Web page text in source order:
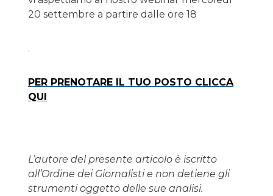
20 settembre a partire dalle ore 18
.
PER PRENOTARE IL TUO POSTO CLICCA
QUI
L’autore del presente articolo è iscritto
all’Ordine dei Giornalisti e non detiene gli
strumenti oggetto delle sue analisi.